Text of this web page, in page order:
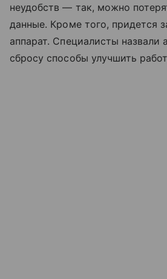
неудобств — так, можно
данные. Кроме того, придется
аппарат. Специалисты назвали
сбросу способы улучшить